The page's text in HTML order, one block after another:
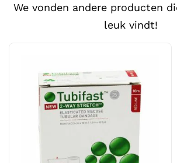
We vonden andere producten
leuk vindt!